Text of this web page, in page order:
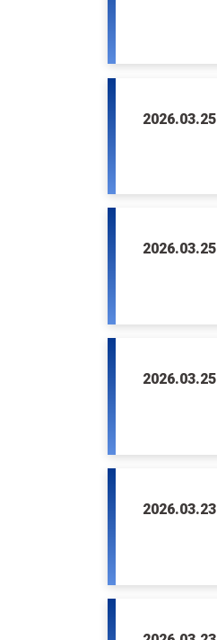
2026.03.25
2026.03.25
2026.03.25
2026.03.23